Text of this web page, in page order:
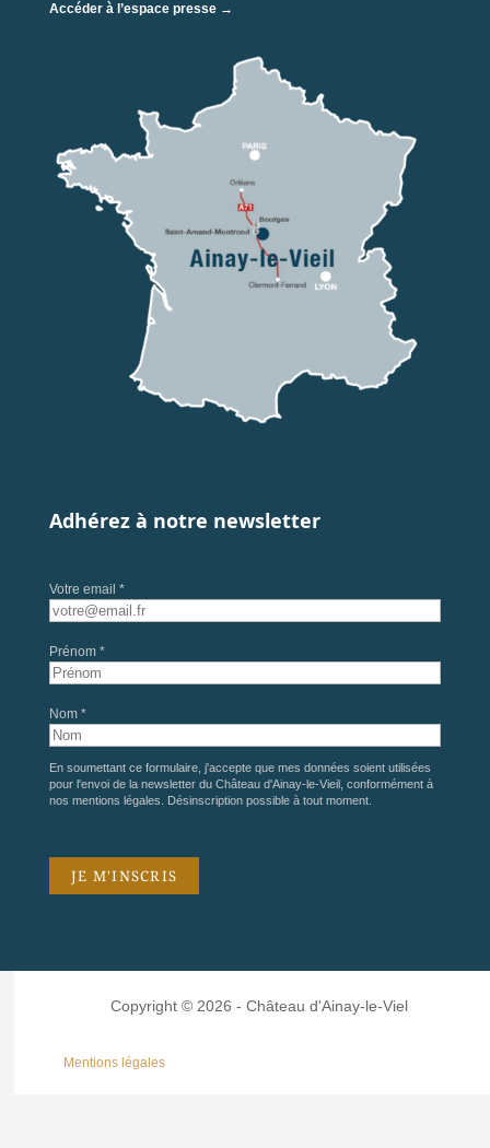
Accéder à l’espace presse →
Adhérez à notre newsletter
Votre email *
Prénom *
Nom *
En soumettant ce formulaire, j'accepte que mes données soient utilisées
pour l'envoi de la newsletter du Château d'Ainay-le-Vieil, conformément à
nos mentions légales . Désinscription possible à tout moment.
Copyright © 2026 - Château d'Ainay-le-Viel
Mentions légales